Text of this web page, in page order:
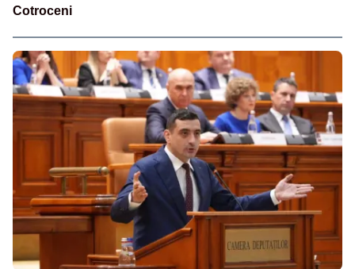
Cotroceni